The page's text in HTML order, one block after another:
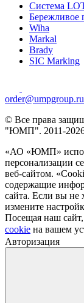
Система
Бережливое
Wiha
Markal
Brady
SIC Marking
order@umpgroup.ru
© Все права
"ЮМП". 2011-
«АО «ЮМП»
персонализации
веб-сайтом.
содержащие
сайта. Если вы не
измените
Посещая наш сайт,
cookie на вашем
Авторизация